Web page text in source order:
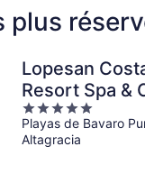
plus
Lopesan
Resort Spa &
Inclusive
5
out
of
Playas de Bavaro
Altagracia